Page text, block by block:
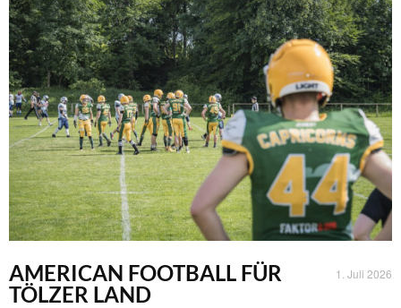
AMERICAN FOOTBALL FÜR
TÖLZER LAND
1. Juli 2026